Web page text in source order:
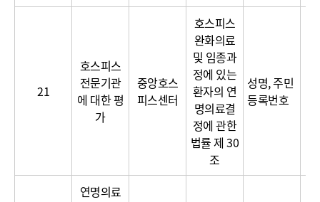
21
호스피스
전문기관
에 대한 평
가
중앙호스
피스센터
호스피스
완화의료
및 임종과
정에 있는
환자의 연
명의료결
정에 관한
법률 제 30
조
성명, 주민
등록번호
연명의료